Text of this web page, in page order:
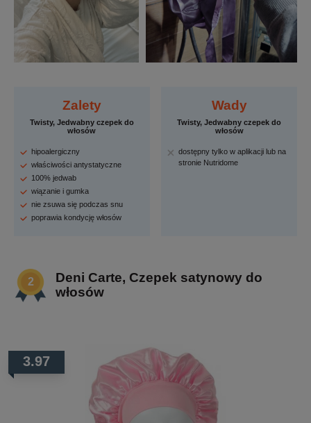
Zalety
Twisty, Jedwabny czepek do
włosów
hipoalergiczny
właściwości antystatyczne
100% jedwab
wiązanie i gumka
nie zsuwa się podczas snu
poprawia kondycję włosów
Wady
Twisty, Jedwabny czepek do
włosów
dostępny tylko w aplikacji lub na
stronie Nutridome
Deni Carte, Czepek satynowy do
włosów
3.97